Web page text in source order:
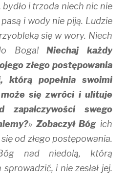
bydło i trzoda niech nic nie
i wody nie piją. Ludzie
się w wory. Niech
Boga!Niechaj każdy
złego postępowania
którą popełnia swoimi
się zwróci i ulituje
zapalczywości swego
» Zobaczył Bóg ich
od złego postępowania.
nad niedolą, którą
i nie zesłał jej.